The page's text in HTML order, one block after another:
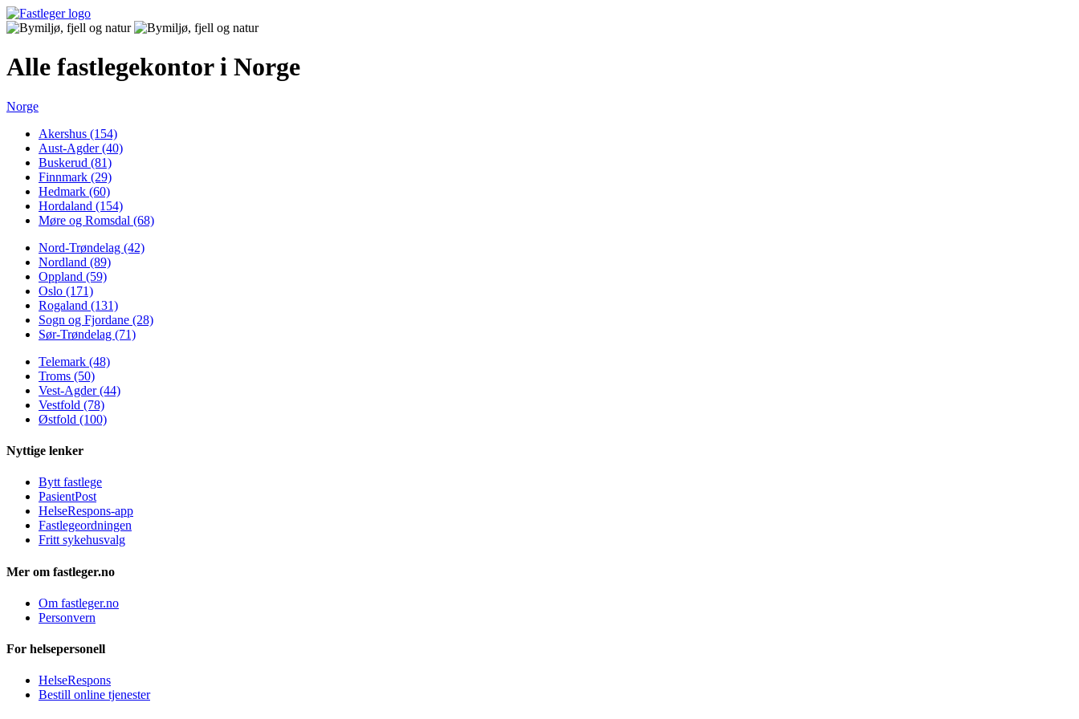
Alle fastlegekontor i Norge
Norge
Akershus (154)
Aust-Agder (40)
Buskerud (81)
Finnmark (29)
Hedmark (60)
Hordaland (154)
Møre og Romsdal (68)
Nord-Trøndelag (42)
Nordland (89)
Oppland (59)
Oslo (171)
Rogaland (131)
Sogn og Fjordane (28)
Sør-Trøndelag (71)
Telemark (48)
Troms (50)
Vest-Agder (44)
Vestfold (78)
Østfold (100)
Nyttige lenker
Bytt fastlege
PasientPost
HelseRespons-app
Fastlegeordningen
Fritt sykehusvalg
Mer om fastleger.no
Om fastleger.no
Personvern
For helsepersonell
HelseRespons
Bestill online tjenester